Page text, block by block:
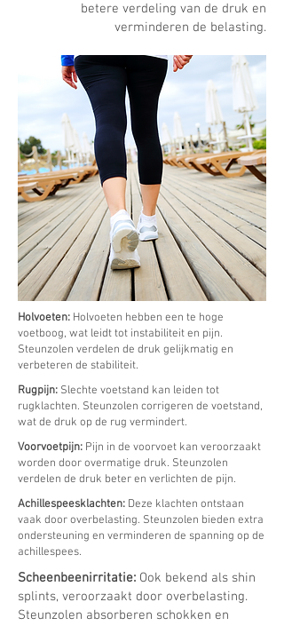
betere verdeling van de druk en
verminderen de belasting.
Holvoeten: Holvoeten hebben een te hoge
voetboog, wat leidt tot instabiliteit en pijn.
Steunzolen verdelen de druk gelijkmatig en
verbeteren de stabiliteit.
Rugpijn: Slechte voetstand kan leiden tot
rugklachten. Steunzolen corrigeren de voetstand,
wat de druk op de rug vermindert.
Voorvoetpijn: Pijn in de voorvoet kan veroorzaakt
worden door overmatige druk. Steunzolen
verdelen de druk beter en verlichten de pijn.
Achillespeesklachten: Deze klachten ontstaan
vaak door overbelasting. Steunzolen bieden extra
ondersteuning en verminderen de spanning op de
achillespees.
Scheenbeenirritatie: Ook bekend als shin
splints, veroorzaakt door overbelasting.
Steunzolen absorberen schokken en